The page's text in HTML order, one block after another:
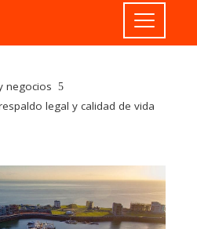
negocios
legal y calidad de vida